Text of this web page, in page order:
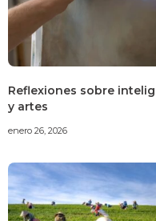
Reflexiones sobre
y artes
enero 26, 2026